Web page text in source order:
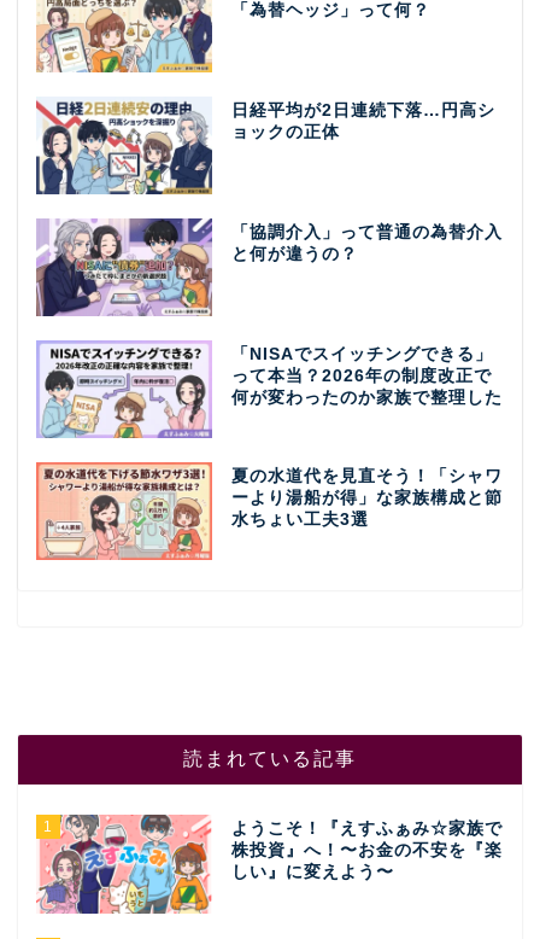
「為替ヘッジ」って何？
日経平均が2日連続下落…円高シ
ョックの正体
「協調介入」って普通の為替介入
と何が違うの？
「NISAでスイッチングできる」
って本当？2026年の制度改正で
何が変わったのか家族で整理した
夏の水道代を見直そう！「シャワ
ーより湯船が得」な家族構成と節
水ちょい工夫3選
読まれている記事
1
ようこそ！『えすふぁみ☆家族で
株投資』へ！〜お金の不安を『楽
しい』に変えよう〜